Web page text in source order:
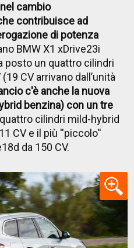
cambio
contribuisce ad
di potenza
BMW X1 xDrive23i
posto un quattro cilindri
CV arrivano dall’unità
c'è anche la nuova
benzina) con un tre
cilindri mild-hybrid
CV e il più ''piccolo''
da 150 CV.